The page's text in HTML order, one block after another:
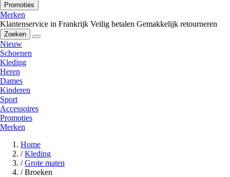
Promoties
Merken
Klantenservice in Frankrijk Veilig betalen Gemakkelijk retourneren
Zoeken
Nieuw
Schoenen
Kleding
Heren
Dames
Kinderen
Sport
Accessoires
Promoties
Merken
Home
/ Kleding
/ Grote maten
/ Broeken